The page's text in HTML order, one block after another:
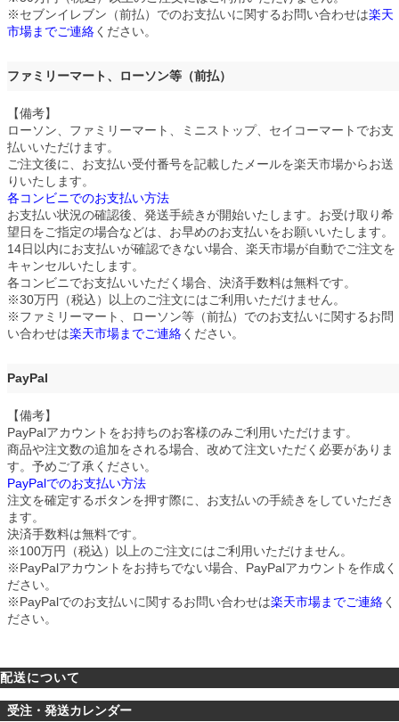
※セブンイレブン（前払）でのお支払いに関するお問い合わせは楽天
市場までご連絡ください。
ファミリーマート、ローソン等（前払）
【備考】
ローソン、ファミリーマート、ミニストップ、セイコーマートでお支
払いいただけます。
ご注文後に、お支払い受付番号を記載したメールを楽天市場からお送
りいたします。
各コンビニでのお支払い方法
お支払い状況の確認後、発送手続きが開始いたします。お受け取り希
望日をご指定の場合などは、お早めのお支払いをお願いいたします。
14日以内にお支払いが確認できない場合、楽天市場が自動でご注文を
キャンセルいたします。
各コンビニでお支払いいただく場合、決済手数料は無料です。
※30万円（税込）以上のご注文にはご利用いただけません。
※ファミリーマート、ローソン等（前払）でのお支払いに関するお問
い合わせは楽天市場までご連絡ください。
PayPal
【備考】
PayPalアカウントをお持ちのお客様のみご利用いただけます。
商品や注文数の追加をされる場合、改めて注文いただく必要がありま
す。予めご了承ください。
PayPalでのお支払い方法
注文を確定するボタンを押す際に、お支払いの手続きをしていただき
ます。
決済手数料は無料です。
※100万円（税込）以上のご注文にはご利用いただけません。
※PayPalアカウントをお持ちでない場合、PayPalアカウントを作成く
ださい。
※PayPalでのお支払いに関するお問い合わせは楽天市場までご連絡く
ださい。
配送について
受注・発送カレンダー